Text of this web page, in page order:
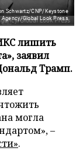
Schwartz/CNP/Keystone
Agency/Global Look Press
лишить
заявил
Трамп.
могла
–
.